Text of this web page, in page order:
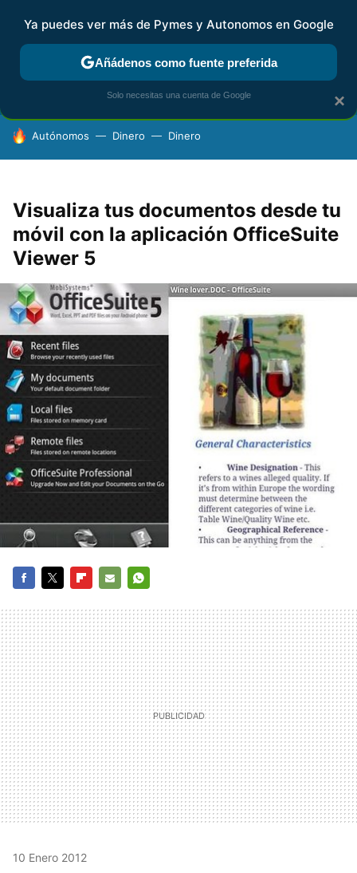
FISCALIDAD Y CONTABILIDAD KIT DIGITAL RENTA
HOY SE HABLA DE
Autónomos Dinero Dinero
Visualiza tus documentos desde tu
móvil con la aplicación OfficeSuite
Viewer 5
MAIL
10 Enero 2012
×
Ya puedes ver más de Pymes y Autonomos en Google
Añádenos como fuente preferida
Solo necesitas una cuenta de Google